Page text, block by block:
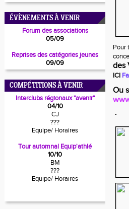
ÉVÈNEMENTS À VENIR
Forum des associations
05/09
Reprises des catégories jeunes
09/09
COMPÉTITIONS À VENIR
Interclubs régionaux "avenir"
04/10
CJ
???
Equipe/ Horaires
Tour automnal Equip'athlé
10/10
BM
???
Equipe/ Horaires
Pour
des
ICI
Ou